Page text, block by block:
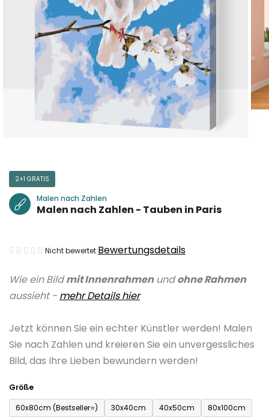
Wie ein Bildmit Innenrahmenundohne Rahmen
aussieht - mehr Details hier
Jetzt können Sie ein echter Künstler werden! Malen
Sie nach Zahlen und kreieren Sie ein unvergessliches
Bild, das Ihre Lieben bewundern werden!
Größe
60x80cm (Bestseller⭐)
30x40cm 40x50cm 80x100cm
2+1 GRATIS
Malen nach Zahlen
Malen nach Zahlen - Tauben in Paris
Die
Produktbewertung
ist
von
5
Sternen.
Nicht bewertet Bewertungsdetails